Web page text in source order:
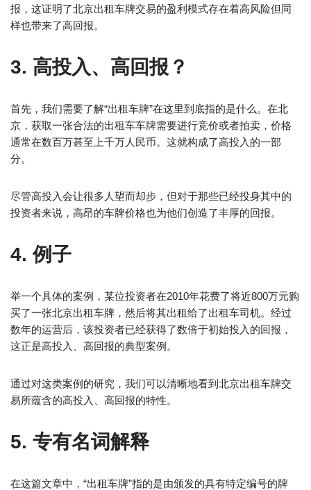
报，这证明了北京出租车牌交易的盈利模式存在着高风险但同
样也带来了高回报。
3. 高投入、高回报？
首先，我们需要了解“出租车牌”在这里到底指的是什么。在北
京，获取一张合法的出租车车牌需要进行竞价或者拍卖，价格
通常在数百万甚至上千万人民币。这就构成了高投入的一部
分。
尽管高投入会让很多人望而却步，但对于那些已经投身其中的
投资者来说，高昂的车牌价格也为他们创造了丰厚的回报。
4. 例子
举一个具体的案例，某位投资者在2010年花费了将近800万元购
买了一张北京出租车牌，然后将其出租给了出租车司机。经过
数年的运营后，该投资者已经获得了数倍于初始投入的回报，
这正是高投入、高回报的典型案例。
通过对这类案例的研究，我们可以清晰地看到北京出租车牌交
易所蕴含的高投入、高回报的特性。
5. 专有名词解释
在这篇文章中，“出租车牌”指的是由颁发的具有特定编号的牌